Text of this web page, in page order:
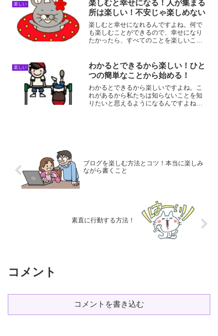
気が出る理由は、ポジティ...
楽しい
楽しむと幸せになる！人が集まる
所は楽しい！不安じゃ楽しめない
楽しむと幸せになれるんですよね。何で
も楽しむことができるので、幸せになり
たかったら、すべてのことを楽しいこと
る！人は、楽しむことができると、幸せ
になります。だから、人は...
楽しい
わかるとできるから楽しい！ひと
つの簡単なことから始める！
わかるとできるから楽しいですよね。こ
れがあるから私たちは知らないことを知
りたいと思えるようになるんですよね。
ブログを楽しむ方法とコツ！本当に楽しみ
ながら書くこと
素直に行動する方法！
コメント
コメントを書き込む